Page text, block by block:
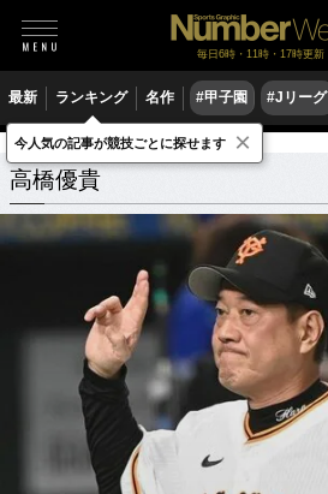
毎日6時・11時・17時更新
最新 ランキング 名作 #甲子園 #Jリーグ
高橋優貴 関連記事
高橋優貴
今人気の記事が競技ごとに探せます ×